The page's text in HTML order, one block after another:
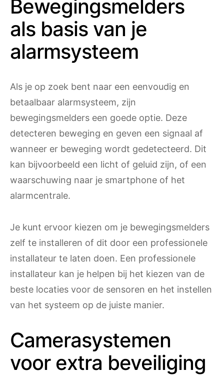
Bewegingsmelders
als basis van je
alarmsysteem
Als je op zoek bent naar een eenvoudig en
betaalbaar alarmsysteem, zijn
bewegingsmelders een goede optie. Deze
detecteren beweging en geven een signaal af
wanneer er beweging wordt gedetecteerd. Dit
kan bijvoorbeeld een licht of geluid zijn, of een
waarschuwing naar je smartphone of het
alarmcentrale.
Je kunt ervoor kiezen om je bewegingsmelders
zelf te installeren of dit door een professionele
installateur te laten doen. Een professionele
installateur kan je helpen bij het kiezen van de
beste locaties voor de sensoren en het instellen
van het systeem op de juiste manier.
Camerasystemen
voor extra beveiliging